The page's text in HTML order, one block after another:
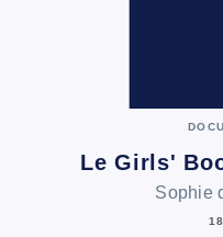
Le Girls'
Sophie